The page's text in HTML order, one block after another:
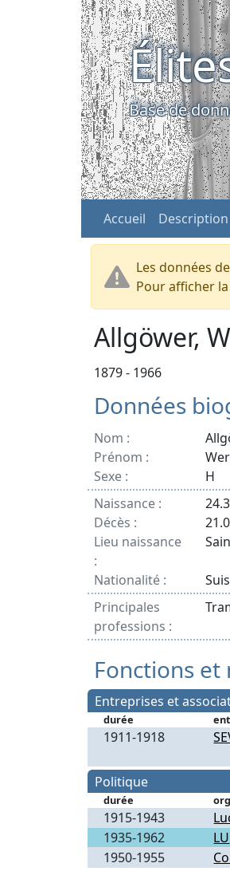
Base de
Accueil Description
Les données
Pour afficher
Allgöwer,
1879 - 1966
Données
Nom :
Prénom :
Sexe :
H
Naissance :
Décès :
Lieu naissance
:
Nationalité :
Principales
professions :
Fonctions et
Entreprises et
durée
1911-1918
Politique
durée
1915-1943
1935-1962
LU
1950-1955